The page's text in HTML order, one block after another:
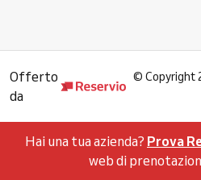
Offerto
da
© Copyright
Hai una tua azienda? Prova
web di